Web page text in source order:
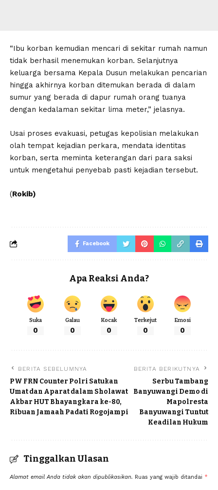
“Ibu korban kemudian mencari di sekitar rumah namun
tidak berhasil menemukan korban. Selanjutnya
keluarga bersama Kepala Dusun melakukan pencarian
hingga akhirnya korban ditemukan berada di dalam
sumur yang berada di dapur rumah orang tuanya
dengan kedalaman sekitar lima meter,” jelasnya.
Usai proses evakuasi, petugas kepolisian melakukan
olah tempat kejadian perkara, mendata identitas
korban, serta meminta keterangan dari para saksi
untuk mengetahui penyebab pasti kejadian tersebut.
(Rokib)
Facebook
Apa Reaksi Anda?
Suka
0
Galau
0
Kocak
0
Terkejut
0
Emosi
0
BERITA SEBELUMNYA
PW FRN Counter Polri Satukan
Umat dan Aparat dalam Sholawat
Akbar HUT Bhayangkara ke-80,
Ribuan Jamaah Padati Rogojampi
BERITA BERIKUTNYA
Serbu Tambang
Banyuwangi Demo di
Mapolresta
Banyuwangi Tuntut
Keadilan Hukum
Tinggalkan Ulasan
Alamat email Anda tidak akan dipublikasikan. Ruas yang wajib ditandai *